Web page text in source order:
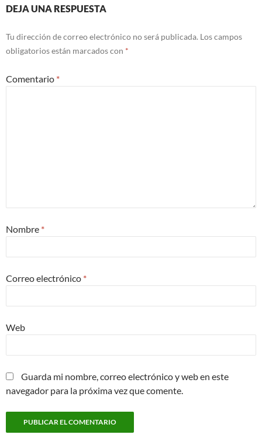
DEJA UNA RESPUESTA
Tu dirección de correo electrónico no será publicada. Los campos
obligatorios están marcados con *
Comentario *
Nombre *
Correo electrónico *
Web
Guarda mi nombre, correo electrónico y web en este
navegador para la próxima vez que comente.